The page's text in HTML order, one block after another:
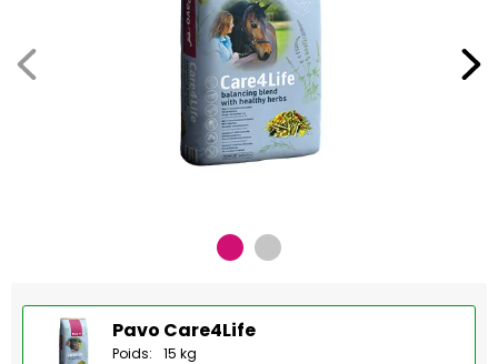
Pavo Care4Life
Poids: 15 kg